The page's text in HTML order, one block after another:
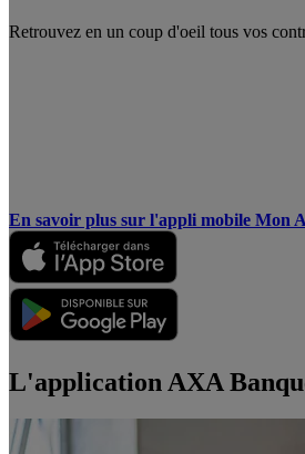
Retrouvez en un coup d'oeil tous vos
En savoir plus sur l'appli mobile Mon
L'application AXA